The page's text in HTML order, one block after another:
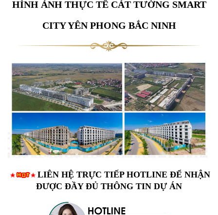
HÌNH ẢNH THỰC TẾ CÁT TƯỜNG SMART
CITY YÊN PHONG BẮC NINH
LIÊN HỆ TRỰC TIẾP HOTLINE ĐỂ NHẬN
ĐƯỢC ĐẦY ĐỦ THÔNG TIN DỰ ÁN